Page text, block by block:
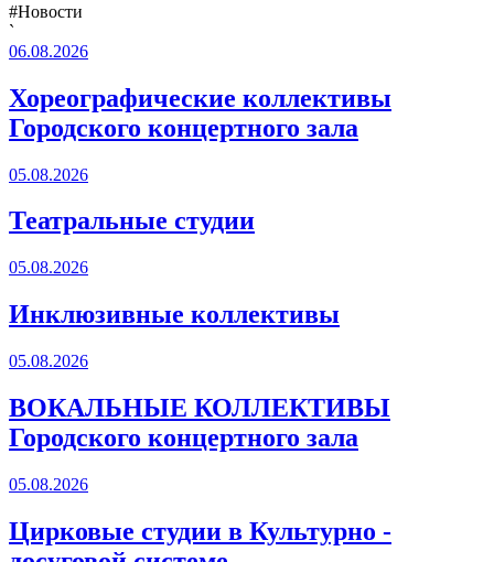
#Новости
`
06.08.2026
Хореографические коллективы
Городского концертного зала
05.08.2026
Театральные студии
05.08.2026
Инклюзивные коллективы
05.08.2026
ВОКАЛЬНЫЕ КОЛЛЕКТИВЫ
Городского концертного зала
05.08.2026
Цирковые студии в Культурно -